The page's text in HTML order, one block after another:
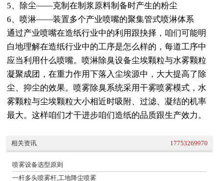
5、除尘——克制在制浆原料制备时产生的粉尘
6、喷淋——装置多个产业喷嘴的聚集管式喷淋体系
通过产业喷嘴在造纸行业中的利用跟抉择，咱们可能明
白地理解在造纸行业中的工序是怎么样的，每道工序中
应当利用什么喷嘴。喷淋除臭设备尘埃颗粒与水雾颗粒
凝聚成团，在重力作用下落入尘埃源中，大大提高了除
尘、抑尘的效果。喷雾除臭系统采用干雾喷雾模式，水
雾颗粒与尘埃颗粒大小相近时吸附、过滤、凝结的机率
最大。这样咱们才干进步咱们造纸的品质跟生产效力。
相关资讯 17753269970
喷雾设备选型原则
一杆多头喷雾杆,工地降尘喷雾